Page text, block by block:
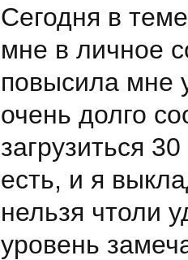
Сегодня в
мне в личное
повысила мне
очень долго
загрузиться
есть, и я
нельзя чтоли
уровень